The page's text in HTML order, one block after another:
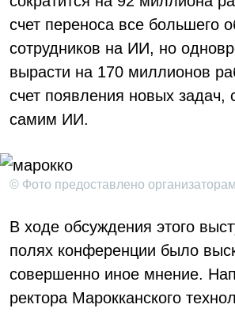
счет переноса все большего
сотрудников на ИИ, но
вырасти на 170 миллионов
счет появления новых задач,
самим ИИ.
© Фото предоставлено
В ходе обсуждения этого
полях конференции было
совершенно иное мнение.
ректора Марокканского